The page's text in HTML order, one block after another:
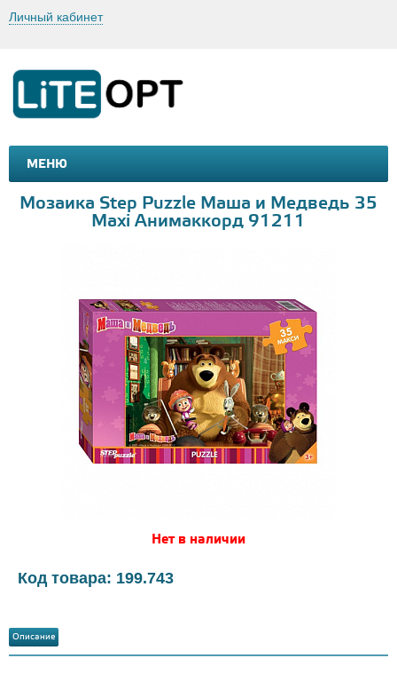
Личный кабинет
МЕНЮ
МАШИНКИ И МОТОЦИКЛЫ
Мозаика Step Puzzle Маша и Медведь 35
Maxi Анимаккорд 91211
Нет в наличии
Код товара: 199.743
Описание